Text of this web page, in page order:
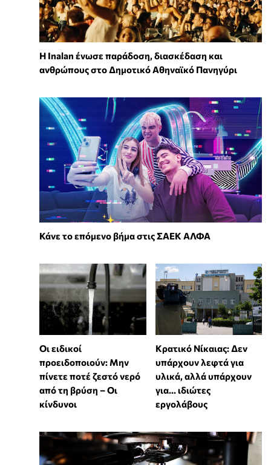
Η Inalan ένωσε παράδοση, διασκέδαση και
ανθρώπους στο Δημοτικό Αθηναϊκό Πανηγύρι
Κάνε το επόμενο βήμα στις ΣΑΕΚ ΑΛΦΑ
Οι ειδικοί
προειδοποιούν: Μην
πίνετε ποτέ ζεστό νερό
από τη βρύση – Οι
κίνδυνοι
Κρατικό Νίκαιας: Δεν
υπάρχουν λεφτά για
υλικά, αλλά υπάρχουν
για... ιδιώτες
εργολάβους